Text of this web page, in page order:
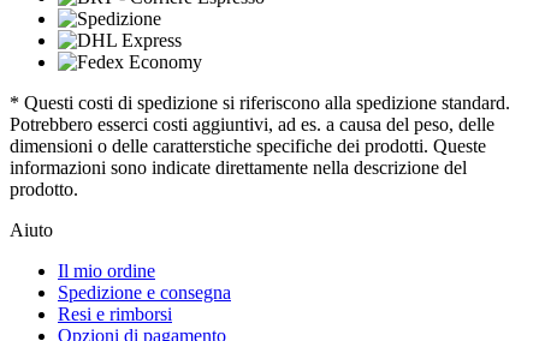
* Questi costi di spedizione si riferiscono alla spedizione standard.
Potrebbero esserci costi aggiuntivi, ad es. a causa del peso, delle
dimensioni o delle caratterstiche specifiche dei prodotti. Queste
informazioni sono indicate direttamente nella descrizione del
prodotto.
Aiuto
Il mio ordine
Spedizione e consegna
Resi e rimborsi
Opzioni di pagamento